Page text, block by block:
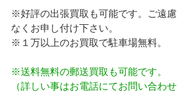
※好評の出張買取も可能です。ご遠慮
なくお申し付け下さい。
※１万以上のお買取で駐車場無料。
※送料無料の郵送買取も可能です。
（詳しい事はお電話にてお問い合わせ